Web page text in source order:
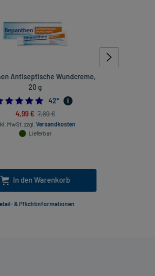
Antiseptische Wundcreme,
20 g
4.880952380952381
42*
4,99 € 7,89 €
MwSt. zzgl. Versandkosten
Lieferbar
In den Warenkorb
& Pflichtinformationen